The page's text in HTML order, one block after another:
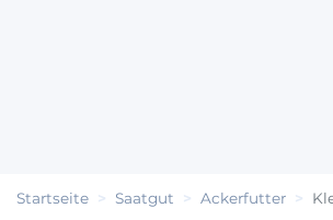
Startseite Saatgut Ackerfutter